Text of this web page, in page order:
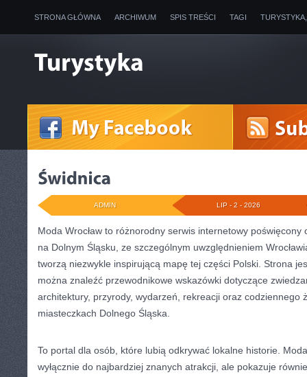
STRONA GŁÓWNA ARCHIWUM SPIS TREŚCI TAGI
LIP - 2 - 2026
ADMIN
Moda Wrocław to różnorodny serwis internetowy
na Dolnym Śląsku, ze szczególnym uwzględnieniem
tworzą niezwykle inspirującą mapę tej części Polski. Strona
można znaleźć przewodnikowe wskazówki dotyczące
architektury, przyrody, wydarzeń, rekreacji oraz codziennego
miasteczkach Dolnego Śląska.
To portal dla osób, które lubią odkrywać lokalne historie.
wyłącznie do najbardziej znanych atrakcji, ale pokazuje